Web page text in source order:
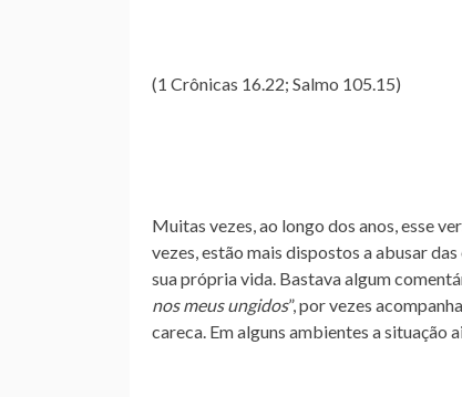
(1 Crônicas 16.22; Salmo 105.15)
Muitas vezes, ao longo dos anos, esse
vezes, estão mais dispostos a abusar
sua própria vida. Bastava algum
nos meus ungidos”, por vezes
careca. Em alguns ambientes a situação